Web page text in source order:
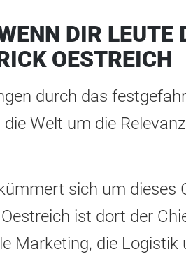
DIR LEUTE
OESTREICH
durch das
Welt um die
sich um dieses
ist dort der
Marketing, die Logistik